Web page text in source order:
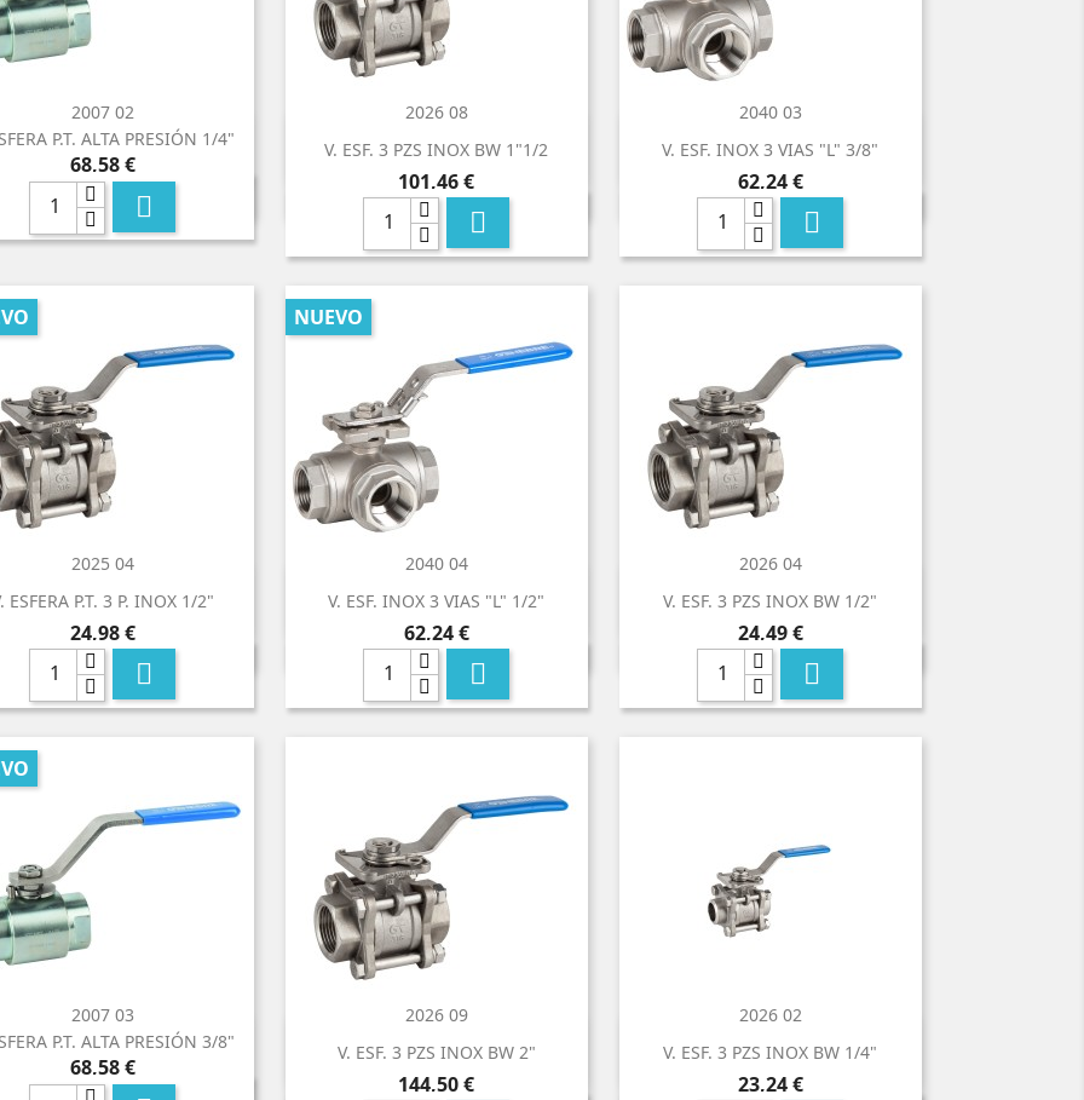
2007 02
P.T. ALTA PRESIÓN 1/4"
Precio
68,58 €

 Vista rápida
2026 08
V. ESF. 3 PZS INOX BW 1"1/2
Precio
101,46 €

 Vista rápida
2040 03
V. ESF. INOX 3 VIAS "L" 3/8"
Precio
62,24 €

 Vista rápida
2025 04
ESFERA P.T. 3 P. INOX 1/2"
Precio
24,98 €

 Vista rápida
2040 04
V. ESF. INOX 3 VIAS "L" 1/2"
Precio
62,24 €

NUEVO
 Vista rápida
2026 04
V. ESF. 3 PZS INOX BW 1/2"
Precio
24,49 €

 Vista rápida
2007 03
P.T. ALTA PRESIÓN 3/8"
Precio
68,58 €
 Vista rápida
2026 09
V. ESF. 3 PZS INOX BW 2"
Precio
144,50 €
 Vista rápida
2026 02
V. ESF. 3 PZS INOX BW 1/4"
Precio
23,24 €
 Vista rápida